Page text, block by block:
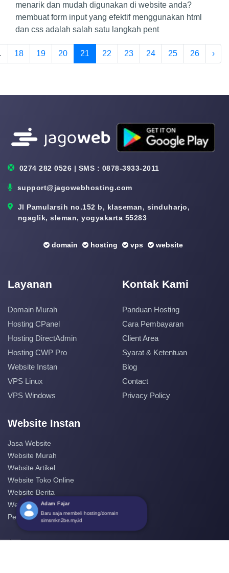
menarik dan mudah digunakan di website anda?
membuat form input yang efektif menggunakan html
dan css adalah salah satu langkah pent
18 19 20 21 22 23 24 25 26 ›
0274 282 0526 | SMS : 0878-3933-2011
support@jagowebhosting.com
Jl Pamularsih no.152 b, klaseman, sinduharjo,
ngaglik, sleman, yogyakarta 55283
domain hosting vps website
Layanan
Domain Murah
Hosting CPanel
Hosting DirectAdmin
Hosting CWP Pro
Website Instan
VPS Linux
VPS Windows
Kontak Kami
Panduan Hosting
Cara Pembayaran
Client Area
Syarat & Ketentuan
Blog
Contact
Privacy Policy
Website Instan
Jasa Website
Website Murah
Website Artikel
Website Toko Online
Website Berita
Website Perusahaan
Pembuatan Website
Adam Fajar
Baru saja membeli hosting/domain
simsmkn2be.my.id